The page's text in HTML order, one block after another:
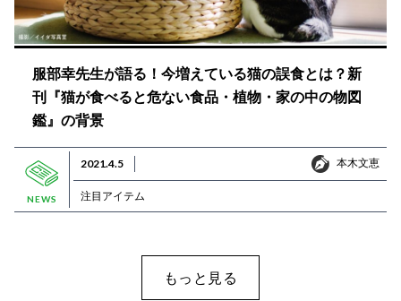
服部幸先生が語る！今増えている猫の誤食とは？新
刊『猫が食べると危ない食品・植物・家の中の物図
鑑』の背景
NEWS
2021.4.5 本木文恵
本木文恵
注目アイテム
もっと見る